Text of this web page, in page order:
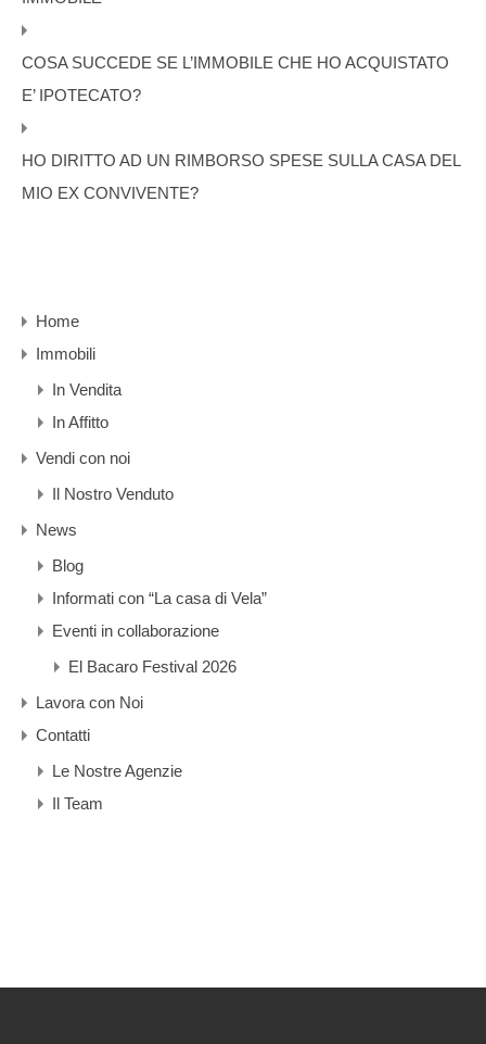
COSA SUCCEDE SE L’IMMOBILE CHE HO ACQUISTATO
E’ IPOTECATO?
HO DIRITTO AD UN RIMBORSO SPESE SULLA CASA DEL
MIO EX CONVIVENTE?
Home
Immobili
In Vendita
In Affitto
Vendi con noi
Il Nostro Venduto
News
Blog
Informati con “La casa di Vela”
Eventi in collaborazione
El Bacaro Festival 2026
Lavora con Noi
Contatti
Le Nostre Agenzie
Il Team